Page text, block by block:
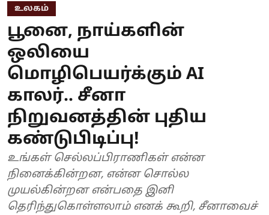
உலகம்
பூனை, நாய்களின்
ஒலியை
மொழிபெயர்க்கும் AI
காலர்.. சீனா
நிறுவனத்தின் புதிய
கண்டுபிடிப்பு!
உங்கள் செல்லப்பிராணிகள் என்ன
நினைக்கின்றன, என்ன சொல்ல
முயல்கின்றன என்பதை இனி
தெரிந்துகொள்ளலாம் எனக் கூறி, சீனாவைச்